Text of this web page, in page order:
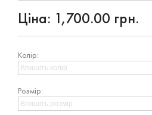
Ціна: 1,700.00 грн.
Колір:
Розмір: